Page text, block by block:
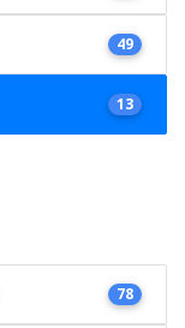
49
13
78